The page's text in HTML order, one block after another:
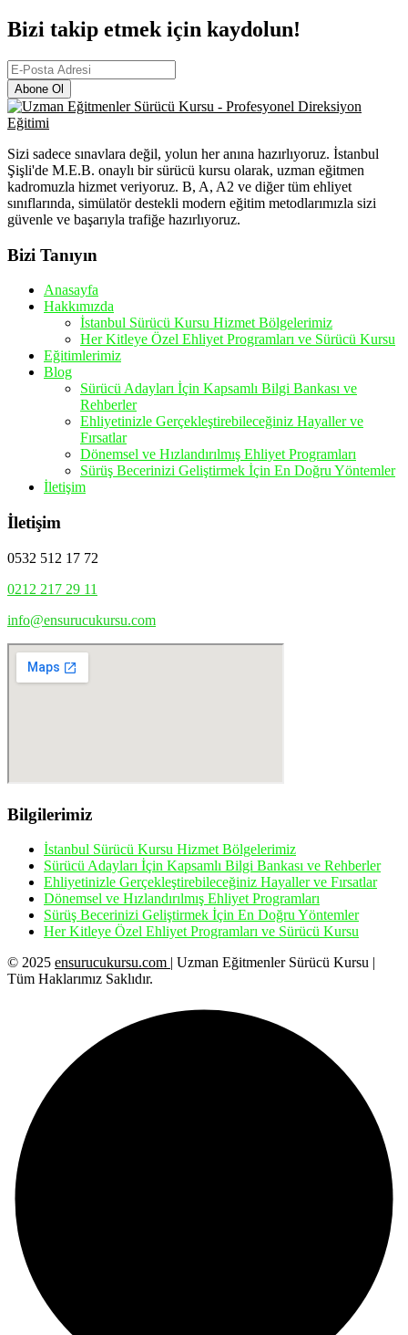
Bizi takip etmek için kaydolun!
Abone Ol
Sizi sadece sınavlara değil, yolun her anına hazırlıyoruz. İstanbul
Şişli'de M.E.B. onaylı bir sürücü kursu olarak, uzman eğitmen
kadromuzla hizmet veriyoruz. B, A, A2 ve diğer tüm ehliyet
sınıflarında, simülatör destekli modern eğitim metodlarımızla sizi
güvenle ve başarıyla trafiğe hazırlıyoruz.
Bizi Tanıyın
Anasayfa
Hakkımızda
İstanbul Sürücü Kursu Hizmet Bölgelerimiz
Her Kitleye Özel Ehliyet Programları ve Sürücü Kursu
Eğitimlerimiz
Blog
Sürücü Adayları İçin Kapsamlı Bilgi Bankası ve
Rehberler
Ehliyetinizle Gerçekleştirebileceğiniz Hayaller ve
Fırsatlar
Dönemsel ve Hızlandırılmış Ehliyet Programları
Sürüş Becerinizi Geliştirmek İçin En Doğru Yöntemler
İletişim
İletişim
0532 512 17 72
0212 217 29 11
info@ensurucukursu.com
Bilgilerimiz
İstanbul Sürücü Kursu Hizmet Bölgelerimiz
Sürücü Adayları İçin Kapsamlı Bilgi Bankası ve Rehberler
Ehliyetinizle Gerçekleştirebileceğiniz Hayaller ve Fırsatlar
Dönemsel ve Hızlandırılmış Ehliyet Programları
Sürüş Becerinizi Geliştirmek İçin En Doğru Yöntemler
Her Kitleye Özel Ehliyet Programları ve Sürücü Kursu
© 2025 ensurucukursu.com | Uzman Eğitmenler Sürücü Kursu |
Tüm Haklarımız Saklıdır.